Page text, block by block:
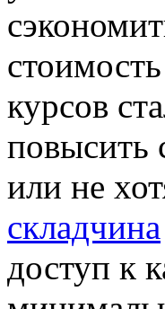
курсов
повысить
или не
складчина
доступ к